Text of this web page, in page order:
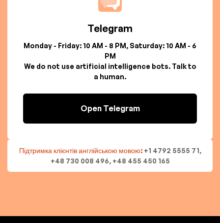
Telegram
Monday - Friday: 10 AM - 8 PM, Saturday: 10 AM - 6
PM
We do not use artificial intelligence bots. Talk to
a human.
Open Telegram
Підтримка клієнтів англійською мовою: +1 4792 5555 71,
+48 730 008 496, +48 455 450 165